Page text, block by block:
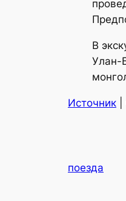
В
Улан-
Источник
поезда